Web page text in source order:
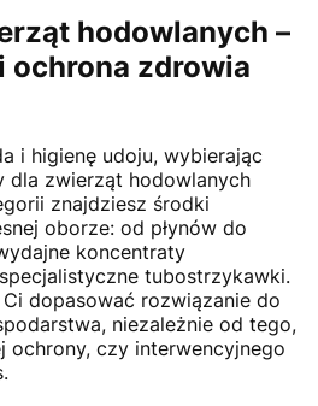
hodowlanych –
ochrona zdrowia
i higienę udoju, wybierając
dla zwierząt hodowlanych
znajdziesz środki
oborze: od płynów do
koncentraty
tubostrzykawki.
dopasować rozwiązanie do
niezależnie od tego,
ochrony, czy interwencyjnego